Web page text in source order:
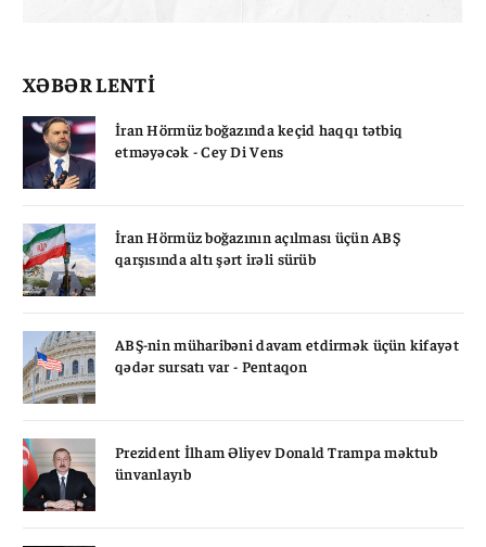
XƏBƏR LENTİ
İran Hörmüz boğazında keçid haqqı tətbiq
etməyəcək - Cey Di Vens
İran Hörmüz boğazının açılması üçün ABŞ
qarşısında altı şərt irəli sürüb
ABŞ-nin müharibəni davam etdirmək üçün kifayət
qədər sursatı var - Pentaqon
Prezident İlham Əliyev Donald Trampa məktub
ünvanlayıb